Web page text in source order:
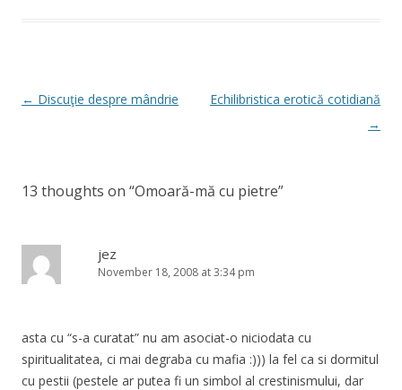
Post
← Discuţie despre mândrie
Echilibristica erotică cotidiană
→
13 thoughts on “Omoară-mă cu pietre”
jez
November 18, 2008 at 3:34 pm
asta cu “s-a curatat” nu am asociat-o niciodata cu
spiritualitatea, ci mai degraba cu mafia :))) la fel ca si dormitul
cu pestii (pestele ar putea fi un simbol al crestinismului, dar